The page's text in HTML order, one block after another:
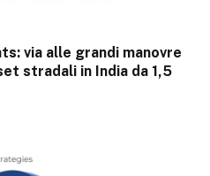
via alle grandi manovre
stradali in India da 1,5